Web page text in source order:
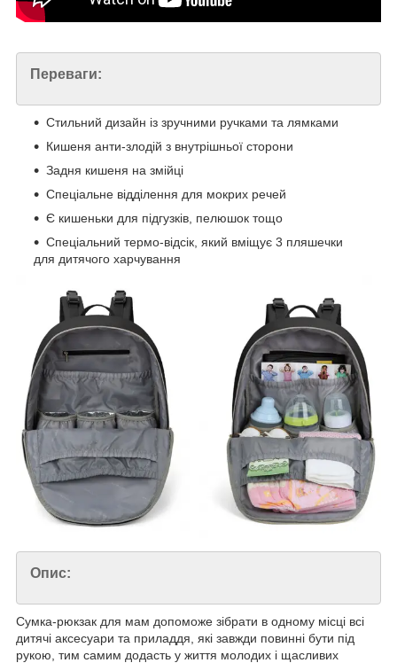
Переваги:
Стильний дизайн із зручними ручками та лямками
Кишеня анти-злодій з внутрішньої сторони
Задня кишеня на змійці
Спеціальне відділення для мокрих речей
Є кишеньки для підгузків, пелюшок тощо
Спеціальний термо-відсік, який вміщує 3 пляшечки
для дитячого харчування
Опис:
Сумка-рюкзак для мам допоможе зібрати в одному місці всі
дитячі аксесуари та приладдя, які завжди повинні бути під
рукою, тим самим додасть у життя молодих і щасливих